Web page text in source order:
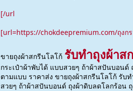
[/url
[url=https://chokdeepremium.com/ถุงก
ขายถุงผ้าสกรีนโลโก้ รับทำถุงผ้าส
กระเป๋าผ้าพับได้ แบบสวยๆ ถ้าผ้าสปันบอน
ตามแบบ ราคาส่ง ขายถุงผ้าสกรีนโลโก้ รับ
สวยๆ ถ้าผ้าสปันบอนด์ ถุงผ้าดิบลดโลกร้อน